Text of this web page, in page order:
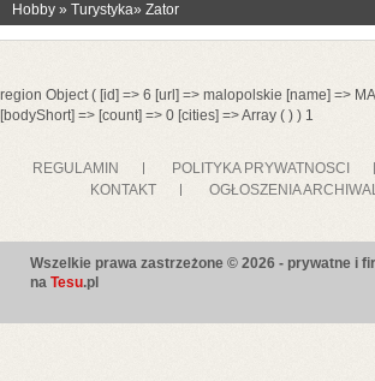
Hobby » Turystyka» Zator
region Object ( [id] => 6 [url] => malopolskie [name] =>
[bodyShort] => [count] => 0 [cities] => Array ( ) ) 1
REGULAMIN POLITYKA PRYWATNOSCI
KONTAKT
OGŁOSZENIA
Wszelkie prawa zastrzeżone © 2026 - prywatne i
na Tesu.pl